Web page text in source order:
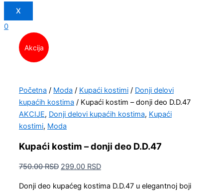
X
0
Akcija
Početna / Moda / Kupaći kostimi / Donji delovi
kupaćih kostima / Kupaći kostim – donji deo D.D.47
AKCIJE, Donji delovi kupaćih kostima, Kupaći
kostimi, Moda
Kupaći kostim – donji deo D.D.47
750.00RSD 299.00 RSD
Donji deo kupaćeg kostima D.D.47 u elegantnoj boji